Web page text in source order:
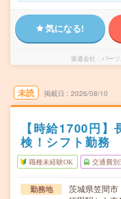
気になる!
派遣会社 パー
未読 掲載日 2026/08/10
【時給1700円
検！シフト勤務
職種未経験OK 交通費別
勤務地
茨城県笠間市